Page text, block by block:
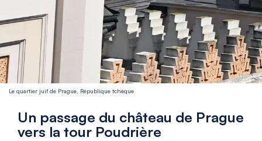
Le quartier juif de Prague, République tchèque
Un passage du château de Prague
vers la tour Poudrière